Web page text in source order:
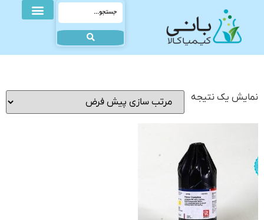
نمایش یک نتیجه